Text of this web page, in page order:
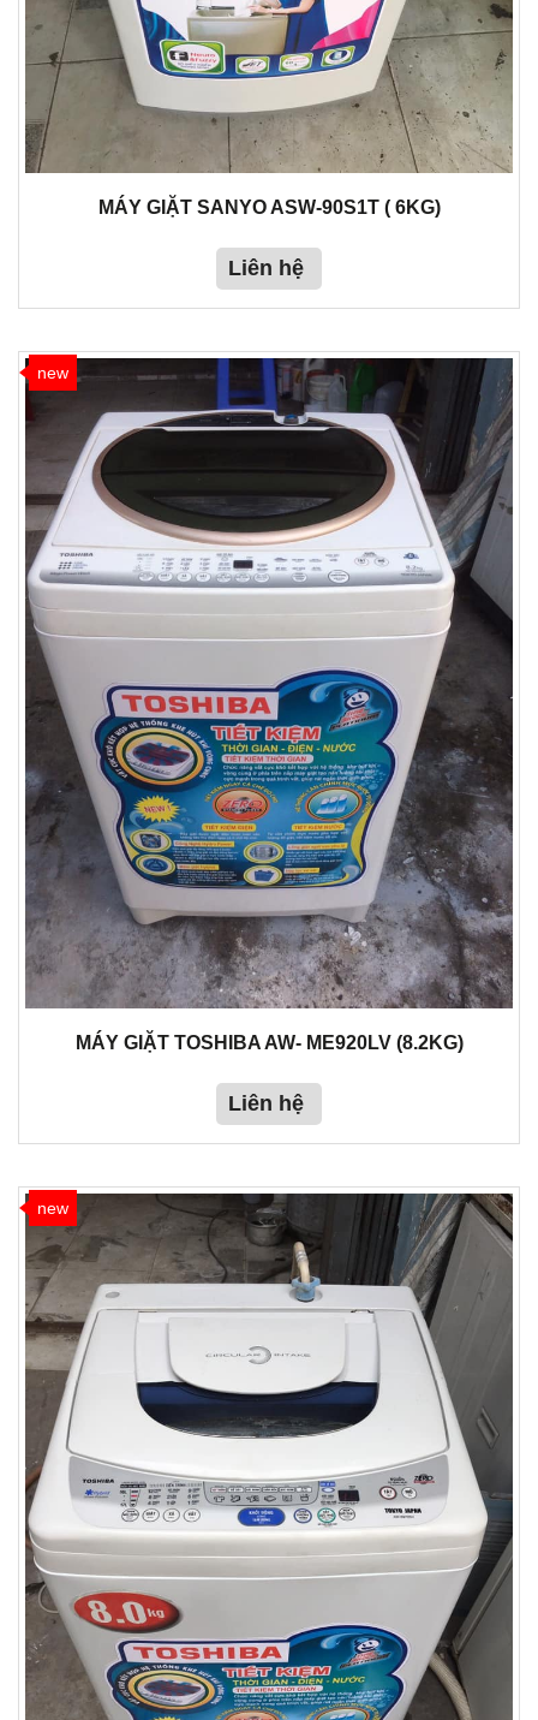
MÁY GIẶT SANYO ASW-90S1T ( 6KG)
Liên hệ
new
MÁY GIẶT TOSHIBA AW- ME920LV (8.2KG)
Liên hệ
new